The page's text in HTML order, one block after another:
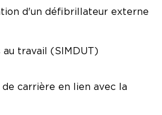
d'un défibrillateur externe
travail (SIMDUT)
carrière en lien avec la